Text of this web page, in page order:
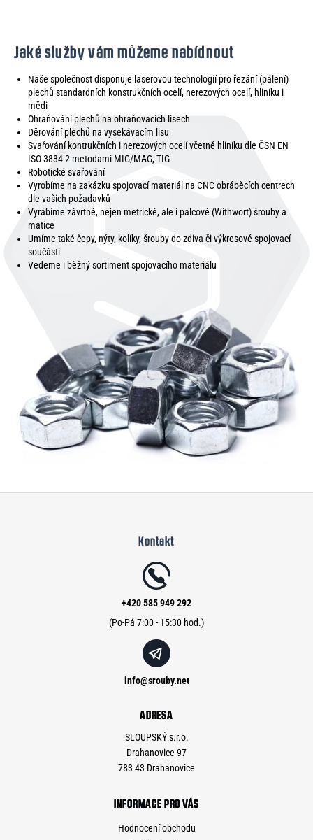
Jaké služby vám můžeme nabídnout
Naše společnost disponuje laserovou technologií pro řezání (pálení)
plechů standardních konstrukčních ocelí, nerezových ocelí, hliníku i
mědi
Ohraňování plechů na ohraňovacích lisech
Děrování plechů na vysekávacím lisu
Svařování kontrukčních i nerezových ocelí včetně hliníku dle ČSN EN
ISO 3834-2 metodami MIG/MAG, TIG
Robotické svařování
Vyrobíme na zakázku spojovací materiál na CNC obráběcích centrech
dle vašich požadavků
Vyrábíme závrtné, nejen metrické, ale i palcové (Withwort) šrouby a
matice
Umíme také čepy, nýty, kolíky, šrouby do zdiva či výkresové spojovací
součásti
Vedeme i běžný sortiment spojovacího materiálu
Kontakt
info@srouby.net
+420 585 949 292
ADRESA
SLOUPSKÝ s.r.o.
Drahanovice 97
783 43 Drahanovice
INFORMACE PRO VÁS
Hodnocení obchodu